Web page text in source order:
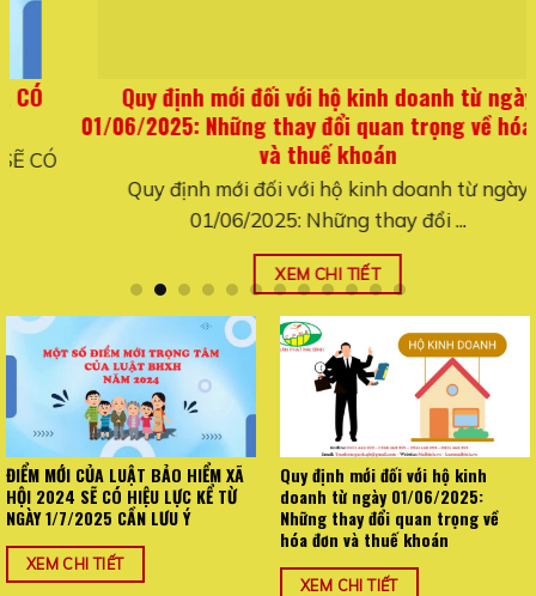
Quy định mới đối với hộ kinh doanh từ ngày
01/06/2025: Những thay đổi quan trọng về hóa đơn
và thuế khoán
Quy định mới đối với hộ kinh doanh từ ngày
01/06/2025: Những thay đổi ...
XEM CHI TIẾT
ĐIỂM MỚI CỦA LUẬT BẢO HIỂM XÃ
HỘI 2024 SẼ CÓ HIỆU LỰC KỂ TỪ
NGÀY 1/7/2025 CẦN LƯU Ý
XEM CHI TIẾT
Quy định mới đối với hộ kinh
doanh từ ngày 01/06/2025:
Những thay đổi quan trọng về
hóa đơn và thuế khoán
XEM CHI TIẾT